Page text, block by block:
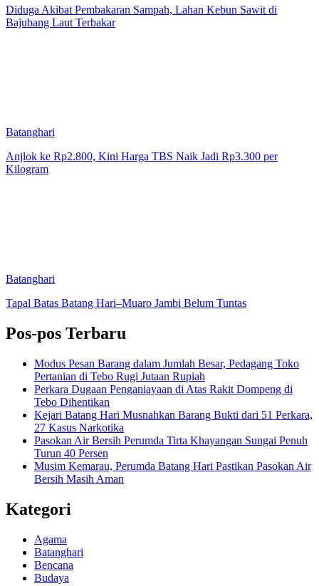
Diduga Akibat Pembakaran Sampah, Lahan Kebun Sawit di
Bajubang Laut Terbakar
Batanghari
Anjlok ke Rp2.800, Kini Harga TBS Naik Jadi Rp3.300 per
Kilogram
Batanghari
Tapal Batas Batang Hari–Muaro Jambi Belum Tuntas
Pos-pos Terbaru
Modus Pesan Barang dalam Jumlah Besar, Pedagang Toko
Pertanian di Tebo Rugi Jutaan Rupiah
Perkara Dugaan Penganiayaan di Atas Rakit Dompeng di
Tebo Dihentikan
Kejari Batang Hari Musnahkan Barang Bukti dari 51 Perkara,
27 Kasus Narkotika
Pasokan Air Bersih Perumda Tirta Khayangan Sungai Penuh
Turun 40 Persen
Musim Kemarau, Perumda Batang Hari Pastikan Pasokan Air
Bersih Masih Aman
Kategori
Agama
Batanghari
Bencana
Budaya